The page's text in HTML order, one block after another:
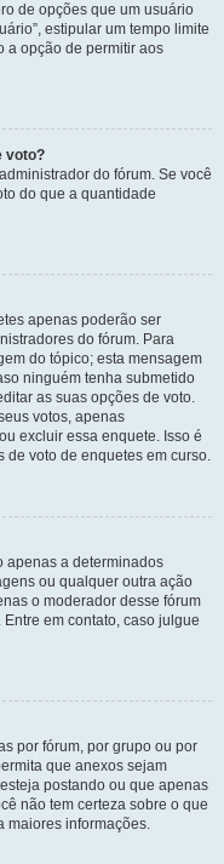
de opções que um usuário
estipular um tempo limite
a opção de permitir aos
voto?
do fórum. Se você
do que a quantidade
apenas poderão ser
do fórum. Para
do tópico; esta mensagem
ninguém tenha submetido
as suas opções de voto.
votos, apenas
excluir essa enquete. Isso é
de voto de enquetes em curso.
apenas a determinados
ou qualquer outra ação
o moderador desse fórum
em contato, caso julgue
por fórum, por grupo ou por
que anexos sejam
postando ou que apenas
não tem certeza sobre o que
maiores informações.